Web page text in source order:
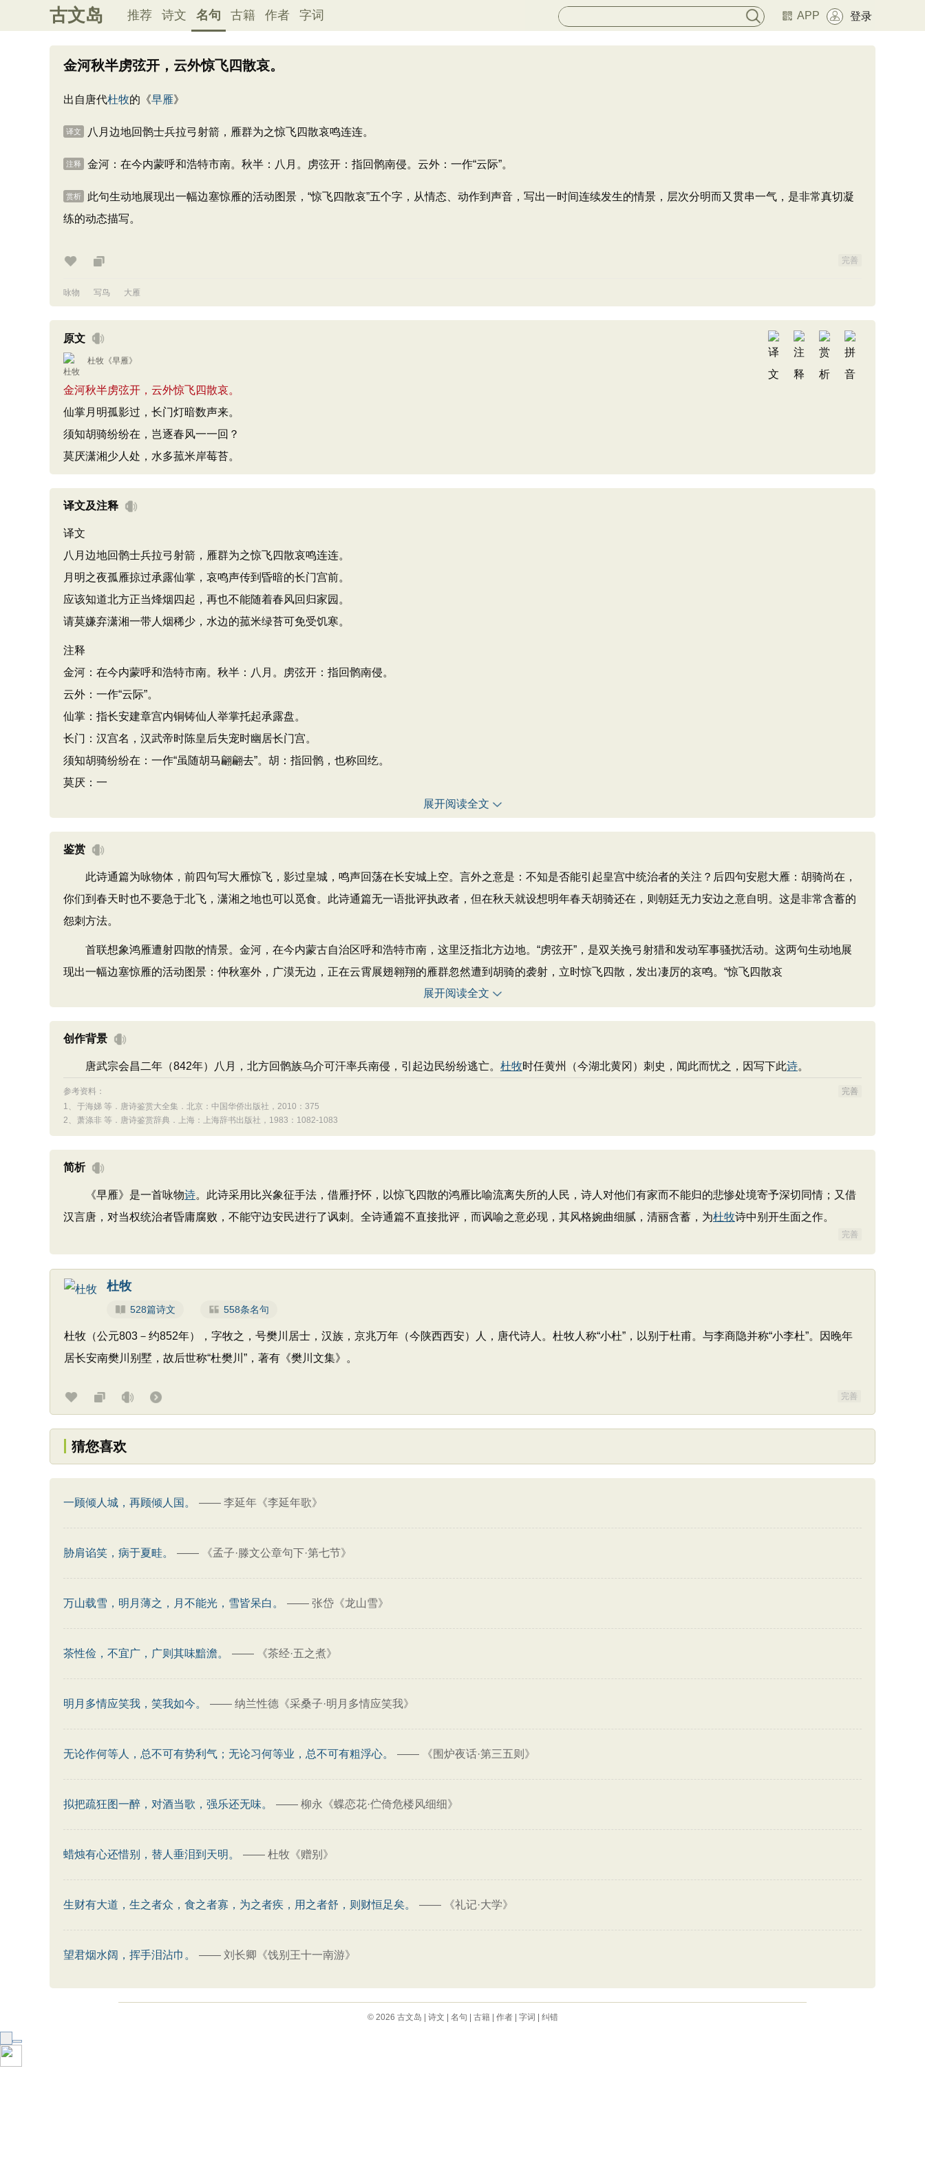
古文岛 推荐 诗文 名句 古籍 作者 字词 APP 登录
金河秋半虏弦开，云外惊飞四散哀。
出自唐代杜牧的《早雁》
译文 八月边地回鹘士兵拉弓射箭，雁群为之惊飞四散哀鸣连连。
注释 金河：在今内蒙呼和浩特市南。秋半：八月。虏弦开：指回鹘南侵。云外：一作“云际”。
赏析
此句生动地展现出一幅边塞惊雁的活动图景，“惊飞四散哀”五个字，从情态、动作到声音，写出一时间连续发生的情景，层次分明而又贯串一气，是非常真切凝
练的动态描写。
完善
咏物 写鸟 大雁
原文
杜牧 《早雁》
金河秋半虏弦开，云外惊飞四散哀。
仙掌月明孤影过，长门灯暗数声来。
须知胡骑纷纷在，岂逐春风一一回？
莫厌潇湘少人处，水多菰米岸莓苔。
译文及注释
译文
八月边地回鹘士兵拉弓射箭，雁群为之惊飞四散哀鸣连连。
月明之夜孤雁掠过承露仙掌，哀鸣声传到昏暗的长门宫前。
应该知道北方正当烽烟四起，再也不能随着春风回归家园。
请莫嫌弃潇湘一带人烟稀少，水边的菰米绿苔可免受饥寒。
注释
金河：在今内蒙呼和浩特市南。秋半：八月。虏弦开：指回鹘南侵。
云外：一作“云际”。
仙掌：指长安建章宫内铜铸仙人举掌托起承露盘。
长门：汉宫名，汉武帝时陈皇后失宠时幽居长门宫。
须知胡骑纷纷在：一作“虽随胡马翩翩去”。胡：指回鹘，也称回纥。
莫厌：一
展开阅读全文
鉴赏
此诗通篇为咏物体，前四句写大雁惊飞，影过皇城，鸣声回荡在长安城上空。言外之意是：不知是否能引起皇宫中统治者的关注？后四句安慰大雁：胡骑尚在，
你们到春天时也不要急于北飞，潇湘之地也可以觅食。此诗通篇无一语批评执政者，但在秋天就设想明年春天胡骑还在，则朝廷无力安边之意自明。这是非常含蓄的
怨刺方法。
首联想象鸿雁遭射四散的情景。金河，在今内蒙古自治区呼和浩特市南，这里泛指北方边地。“虏弦开”，是双关挽弓射猎和发动军事骚扰活动。这两句生动地展
现出一幅边塞惊雁的活动图景：仲秋塞外，广漠无边，正在云霄展翅翱翔的雁群忽然遭到胡骑的袭射，立时惊飞四散，发出凄厉的哀鸣。“惊飞四散哀
展开阅读全文
创作背景
唐武宗会昌二年（842年）八月，北方回鹘族乌介可汗率兵南侵，引起边民纷纷逃亡。 杜牧时任黄州（今湖北黄冈）刺史，闻此而忧之，因写下此诗。
参考资料：
完善
1、 于海娣 等．唐诗鉴赏大全集．北京：中国华侨出版社，2010：375
2、 萧涤非 等．唐诗鉴赏辞典．上海：上海辞书出版社，1983：1082-1083
简析
《早雁》是一首咏物诗。此诗采用比兴象征手法，借雁抒怀，以惊飞四散的鸿雁比喻流离失所的人民，诗人对他们有家而不能归的悲惨处境寄予深切同情；又借
汉言唐，对当权统治者昏庸腐败，不能守边安民进行了讽刺。全诗通篇不直接批评，而讽喻之意必现，其风格婉曲细腻，清丽含蓄，为杜牧诗中别开生面之作。
完善
杜牧
528篇诗文 558条名句
杜牧（公元803－约852年），字牧之，号樊川居士，汉族，京兆万年（今陕西西安）人，唐代诗人。杜牧人称“小杜”，以别于杜甫。与李商隐并称“小李杜”。因晚年
居长安南樊川别墅，故后世称“杜樊川”，著有《樊川文集》。
完善
猜您喜欢
一顾倾人城，再顾倾人国。 —— 李延年《李延年歌》
胁肩谄笑，病于夏畦。 —— 《孟子·滕文公章句下·第七节》
万山载雪，明月薄之，月不能光，雪皆呆白。 —— 张岱《龙山雪》
茶性俭，不宜广，广则其味黯澹。 —— 《茶经·五之煮》
明月多情应笑我，笑我如今。 —— 纳兰性德《采桑子·明月多情应笑我》
无论作何等人，总不可有势利气；无论习何等业，总不可有粗浮心。 —— 《围炉夜话·第三五则》
拟把疏狂图一醉，对酒当歌，强乐还无味。 —— 柳永《蝶恋花·伫倚危楼风细细》
蜡烛有心还惜别，替人垂泪到天明。 —— 杜牧《赠别》
生财有大道，生之者众，食之者寡，为之者疾，用之者舒，则财恒足矣。 —— 《礼记·大学》
望君烟水阔，挥手泪沾巾。 —— 刘长卿《饯别王十一南游》
© 2026 古文岛 诗文 名句 古籍| 作者| 字词 纠错